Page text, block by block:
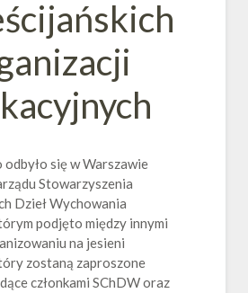
się w Warszawie
Stowarzyszenia
Dzieł Wychowania
podjęto między innymi
na jesieni
zostaną zaproszone
członkami SChDW oraz